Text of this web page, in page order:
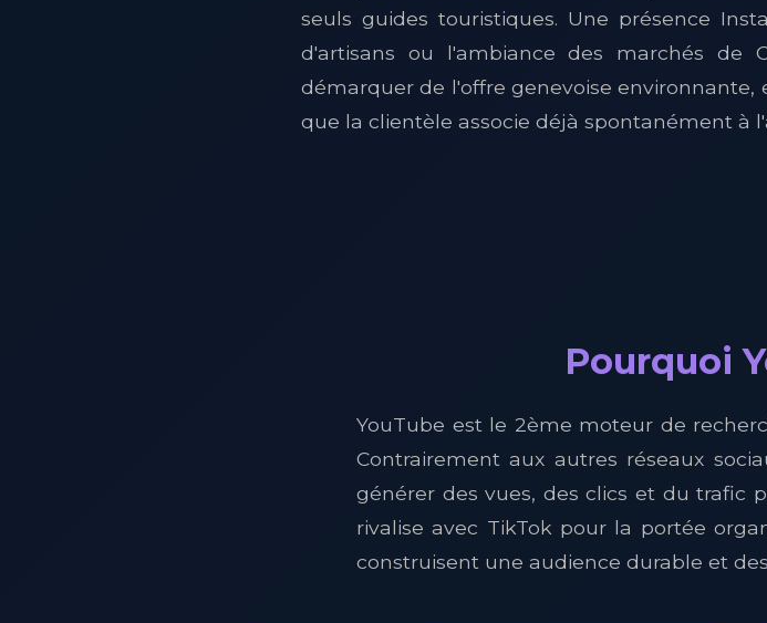
seuls guides touristiques. Une présence
d'artisans ou l'ambiance des marchés de
démarquer de l'offre genevoise
que la clientèle associe déjà spontanément à
Pourquoi
YouTube est le 2ème moteur de
Contrairement aux autres réseaux
générer des vues, des clics et du trafic
rivalise avec TikTok pour la portée
construisent une audience durable et